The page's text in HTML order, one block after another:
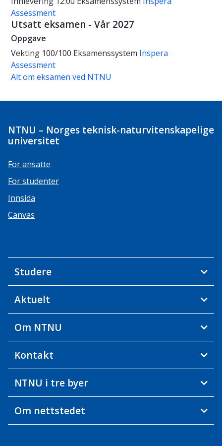
Assessment
Utsatt eksamen - Vår 2027
Oppgave
Vekting 100/100 Eksamenssystem Inspera
Assessment
Alt om eksamen ved NTNU
NTNU – Norges teknisk-naturvitenskapelige
universitet
For ansatte
For studenter
Innsida
Canvas
Studere
Aktuelt
Om NTNU
Kontakt
NTNU i tre byer
Om nettstedet